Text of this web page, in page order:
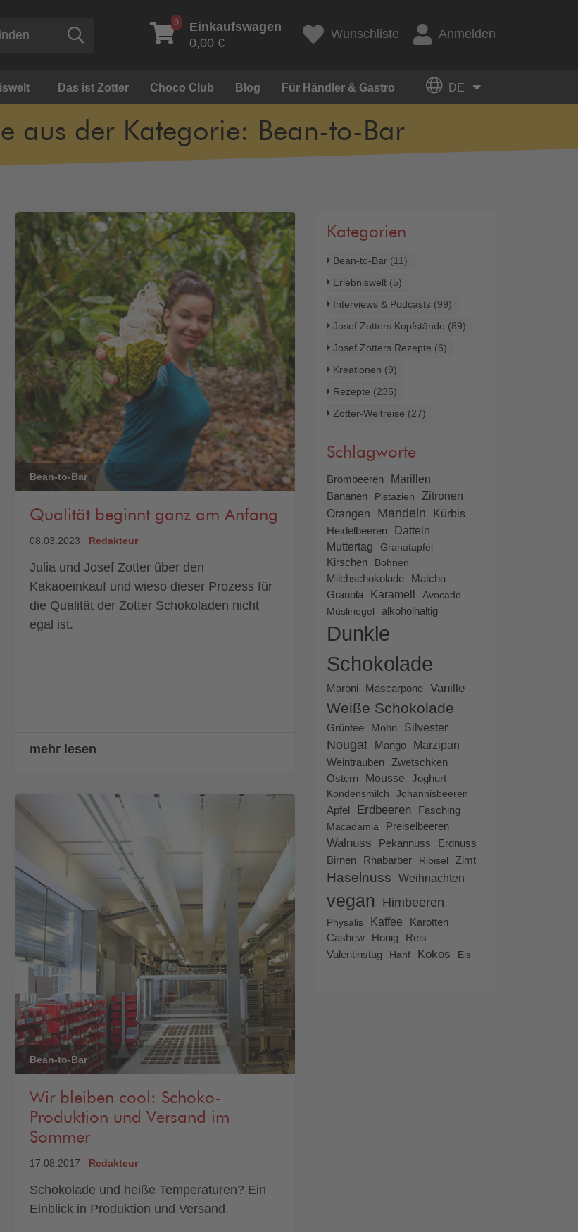
0
Einkaufswagen
0,00 €
Wunschliste Anmelden
Das ist Zotter Choco Club Blog Für Händler & Gastro DE
aus der Kategorie: Bean-to-Bar
Bean-to-Bar
Qualität beginnt ganz am Anfang
08.03.2023 Redakteur
Julia und Josef Zotter über den
Kakaoeinkauf und wieso dieser Prozess für
die Qualität der Zotter Schokoladen nicht
egal ist.
mehr lesen
Bean-to-Bar
Wir bleiben cool: Schoko-
Produktion und Versand im
Sommer
17.08.2017 Redakteur
Schokolade und heiße Temperaturen? Ein
Einblick in Produktion und Versand.
Kategorien
Bean-to-Bar(11)
Erlebniswelt(5)
Interviews & Podcasts(99)
Josef Zotters Kopfstände (89)
Josef Zotters Rezepte (6)
Kreationen (9)
Rezepte (235)
Zotter-Weltreise (27)
Schlagworte
Brombeeren
Marillen
Bananen
Pistazien Zitronen
Orangen Mandeln
Kürbis
Heidelbeeren
Datteln
Muttertag
Granatapfel
Kirschen
Bohnen
Milchschokolade
Matcha
Granola
Karamell
Avocado
Müsliriegel
alkoholhaltig
Dunkle
Schokolade
Maroni Mascarpone Vanille
Weiße Schokolade
Grüntee Mohn Silvester
Nougat Mango Marzipan
Weintrauben Zwetschken
Ostern Mousse
Joghurt
Kondensmilch
Johannisbeeren
Apfel Erdbeeren
Fasching
Macadamia
Preiselbeeren
Walnuss Pekannuss Erdnuss
Birnen Rhabarber Ribisel Zimt
Haselnuss Weihnachten
vegan Himbeeren
Physalis Kaffee Karotten
Cashew Honig
Reis
Valentinstag
Hanf Kokos Eis